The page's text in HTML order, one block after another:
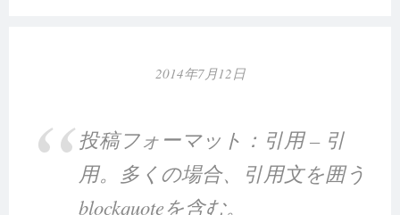
2014年7月12日
投稿フォーマット：引用 – 引
用。多くの場合、引用文を囲う
blockquoteを含む。